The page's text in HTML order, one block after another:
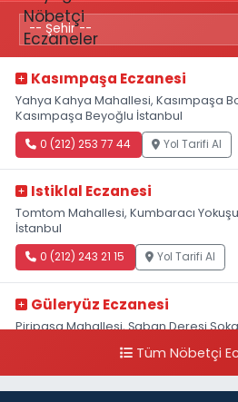
Kasımpaşa Eczanesi
Yahya Kahya Mahallesi, Kasımpaşa
Kasımpaşa Beyoğlu İstanbul
0 (212) 253 77 44 Yol Tarifi Al
Istiklal Eczanesi
Tomtom Mahallesi, Kumbaracı
İstanbul
0 (212) 243 21 15 Yol Tarifi Al
Güleryüz Eczanesi
Piripaşa Mahallesi, Şaban Deresi
Tüm Nöbetçi